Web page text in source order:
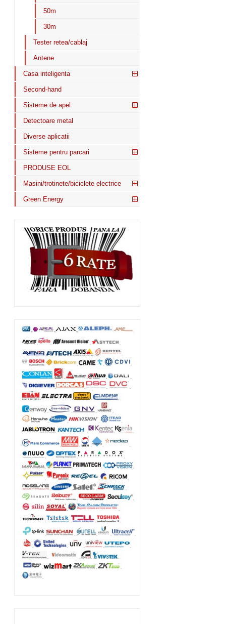
50m
30m
Tester retea/cablaj
Antene
Casa inteligenta
Second-hand
Sisteme de apel
Detectoare metal
Diverse aplicatii
Sisteme pentru parcari
PRODUSE EOL
Masini/trotinete/biciclete electrice
Green Energy